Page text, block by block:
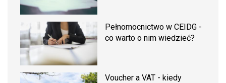
Pełnomocnictwo w CEIDG -
co warto o nim wiedzieć?
Voucher a VAT - kiedy